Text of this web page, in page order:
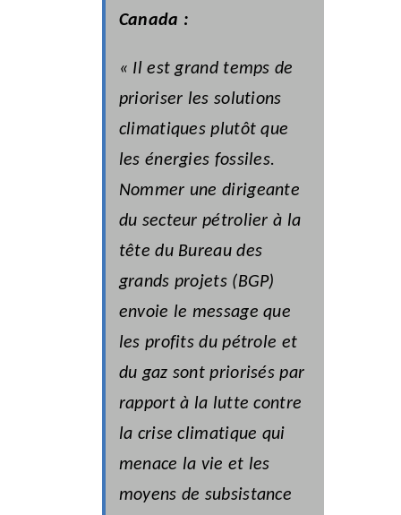
Canada :
« Il est grand temps de
prioriser les solutions
climatiques plutôt que
les énergies fossiles.
Nommer une dirigeante
du secteur pétrolier à la
tête du Bureau des
grands projets (BGP)
envoie le message que
les profits du pétrole et
du gaz sont priorisés par
rapport à la lutte contre
la crise climatique qui
menace la vie et les
moyens de subsistance